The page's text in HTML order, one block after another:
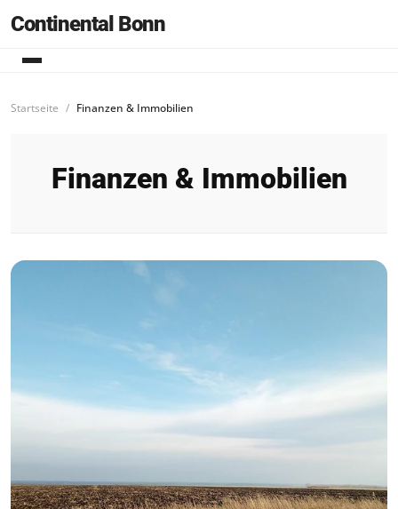
Continental Bonn
Startseite Finanzen & Immobilien
Finanzen & Immobilien